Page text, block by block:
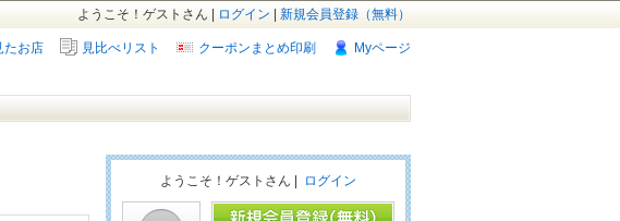
新規会員登録（無料）
ログイン
ようこそ！ゲストさん |
Myページ
クーポンまとめ印刷
見比べリスト
たお店
ようこそ！ゲストさん | ログイン